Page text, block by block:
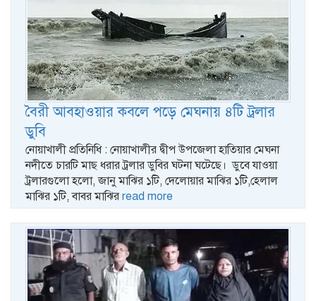
বৈরী আবহাওয়ার কবলে পড়ে মেঘনায় ৪টি ট্রলার
ডুবি
নোয়াখালী প্রতিনিধি : নোয়াখালীর দ্বীপ উপজেলা হাতিয়ার মেঘনা
নদীতে চারটি মাছ ধরার ট্রলার ডুবির ঘটনা ঘটেছে। ডুবে যাওয়া
ট্রলারগুলো হলো, জানু মাঝির ১টি, দেলোয়ার মাঝির ১টি,হেলাল
মাঝির ১টি, বাবর মাঝির read more